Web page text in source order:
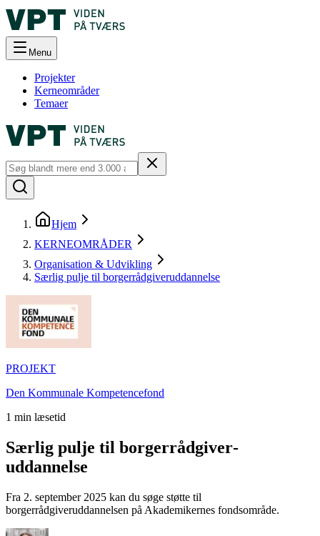
Menu
Projekter
Kerneområder
Temaer
Hjem
KERNEOMRÅDER
Organisation & Udvikling
Særlig pulje til borgerrådgiver­uddannelse
PROJEKT
Den Kommunale Kompetencefond
1 min læsetid
Særlig pulje til borgerrådgiver­
uddannelse
Fra 2. september 2025 kan du søge støtte til
borgerrådgiveruddannelsen på Akademikernes fondsområde.